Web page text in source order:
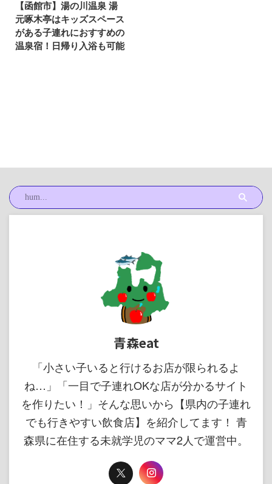
【函館市】湯の川温泉 湯
元啄木亭はキッズスペース
がある子連れにおすすめの
温泉宿！日帰り入浴も可能
青森eat
「小さい子いると行けるお店が限られるよ
ね…」「一目で子連れOKな店が分かるサイト
を作りたい！」そんな思いから【県内の子連れ
でも行きやすい飲食店】を紹介してます！ 青
森県に在住する未就学児のママ2人で運営中。